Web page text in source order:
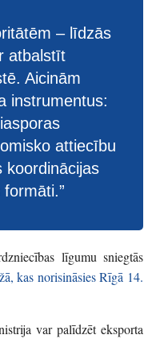
– līdzās
atbalstīt
Aicinām
instrumentus:
attiecību
koordinācijas
līgumu sniegtās
kas norisināsies Rīgā 14.
var palīdzēt eksporta